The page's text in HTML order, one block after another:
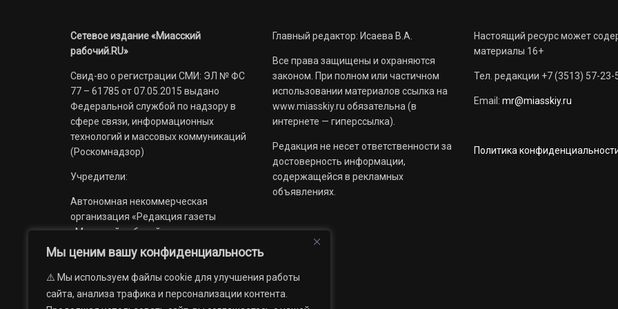
Мы ценим вашу конфиденциальность
⚠️ Мы используем файлы cookie для улучшения работы
сайта, анализа трафика и персонализации контента.
Сетевое издание «Миасский
рабочий.RU»
Свид-во о регистрации СМИ: ЭЛ № ФС
77 – 61785 от 07.05.2015 выдано
Федеральной службой по надзору в
сфере связи, информационных
технологий и массовых коммуникаций
(Роскомнадзор)
Учредители:
Автономная некоммерческая
организация «Редакция газеты
«Миасский рабочий»;
Областное государственное
учреждение «Издательский дом
Главный редактор: Исаева В.А.
Все права защищены и охраняются
законом. При полном или частичном
использовании материалов ссылка на
www.miasskiy.ru обязательна (в
интернете — гиперссылка).
Редакция не несет ответственности за
достоверность информации,
содержащейся в рекламных
объявлениях.
Настоящий ресурс может
материалы 16+
Тел. редакции +7 (3513) 57-23-
Email: mr@miasskiy.ru
Политика